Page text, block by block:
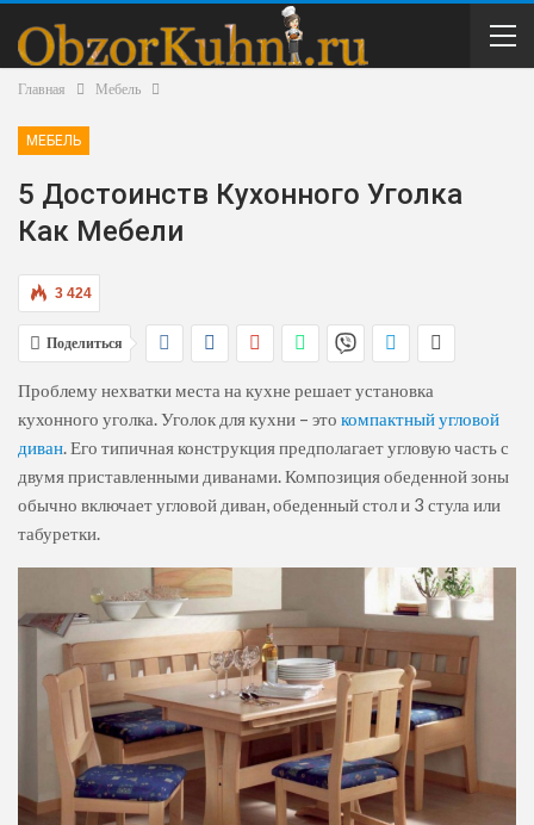
Главная Мебель
МЕБЕЛЬ
5 Достоинств Кухонного Уголка
Как Мебели
3 424
Поделиться
Проблему нехватки места на кухне решает установка
кухонного уголка. Уголок для кухни – это компактный угловой
диван. Его типичная конструкция предполагает угловую часть с
двумя приставленными диванами. Композиция обеденной зоны
обычно включает угловой диван, обеденный стол и 3 стула или
табуретки.